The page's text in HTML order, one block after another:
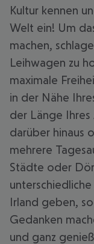
Kultur kennen
Welt ein! Um
machen,
Leihwagen zu
maximale
in der Nähe
der Länge
darüber hinaus
mehrere
Städte oder
Irland geben,
Gedanken
und ganz